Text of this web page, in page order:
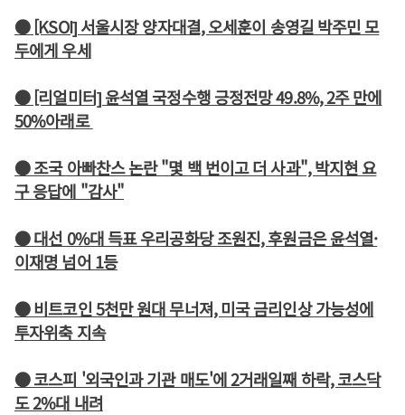
● [KSOI] 서울시장 양자대결, 오세훈이 송영길 박주민 모
두에게 우세
● [리얼미터] 윤석열 국정수행 긍정전망 49.8%, 2주 만에
50%아래로
● 조국 아빠찬스 논란 "몇 백 번이고 더 사과", 박지현 요
구 응답에 "감사"
● 대선 0%대 득표 우리공화당 조원진, 후원금은 윤석열·
이재명 넘어 1등
● 비트코인 5천만 원대 무너져, 미국 금리인상 가능성에
투자위축 지속
● 코스피 '외국인과 기관 매도'에 2거래일째 하락, 코스닥
도 2%대 내려